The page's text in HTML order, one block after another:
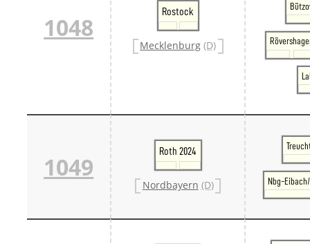
1048
Rostock
Mecklenburg (D)
1049
Roth 2024
Nordbayern (D) Nbg-